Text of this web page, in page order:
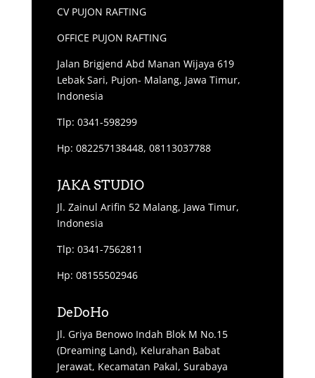
CV PUJON RAFTING
OFFICE PUJON RAFTING
Jalan Brigjend Abd Manan Wijaya 619
Lebak Sari, Pujon- Malang, Jawa Timur,
Indonesia
Tlp: 0341-598299
Hp: 082257138448, 08113037788
JAKA STUDIO
Jl. Zainul Arifin 52 Malang, Jawa Timur,
Indonesia
Tlp: 0341-7562811
Hp: 08155502946
DeDoHo
Jl. Griya Benowo Indah Blok M No.15
(Dreaming Land), Kelurahan Babat
Jerawat, Kecamatan Pakal, Surabaya